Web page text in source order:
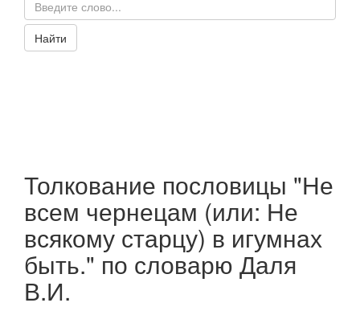
Найти
Толкование пословицы "Не
всем чернецам (или: Не
всякому старцу) в игумнах
быть." по словарю Даля
В.И.